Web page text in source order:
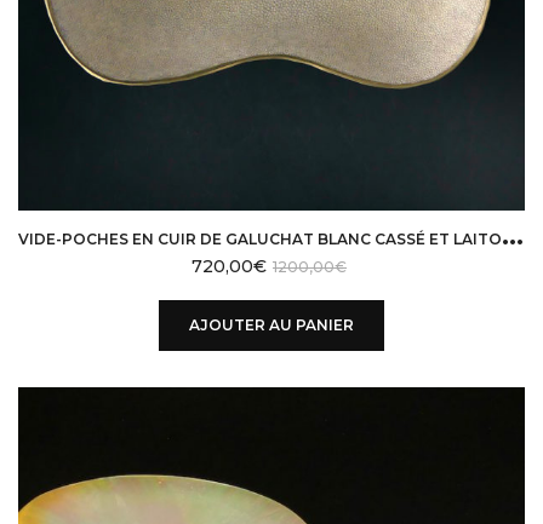
V
IDE-POCHES EN CUIR DE GALUCHAT BLANC CASSÉ ET LAITON GINGER BROWN
1200,00€
720,00€
AJOUTER AU PANIER